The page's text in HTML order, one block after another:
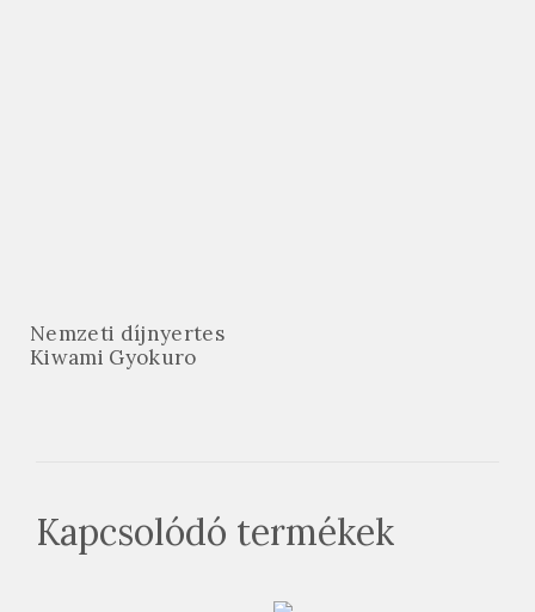
Nemzeti díjnyertes
Kiwami Gyokuro
Kapcsolódó termékek